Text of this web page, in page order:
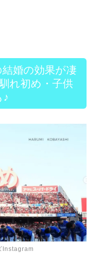
婚の効果が凄
れ初め・子供
♪
Instagram